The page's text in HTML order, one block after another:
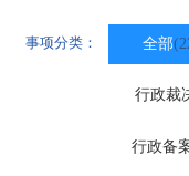
事项分类： 全部
行政裁
行政备